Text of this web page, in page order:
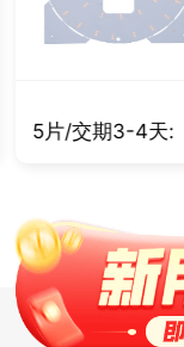
5片/交期3-4天: